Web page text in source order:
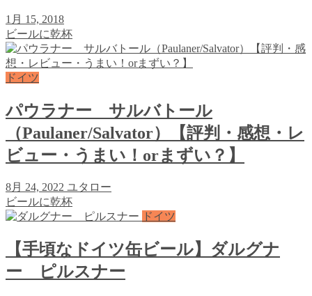
1月 15, 2018
ビールに乾杯
ドイツ
パウラナー サルバトール
（Paulaner/Salvator）【評判・感想・レ
ビュー・うまい！orまずい？】
8月 24, 2022 ユタロー
ビールに乾杯
ドイツ
【手頃なドイツ缶ビール】ダルグナ
ー ピルスナー